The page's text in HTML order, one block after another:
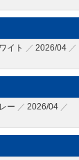
イト
2026/04
ー
2026/04